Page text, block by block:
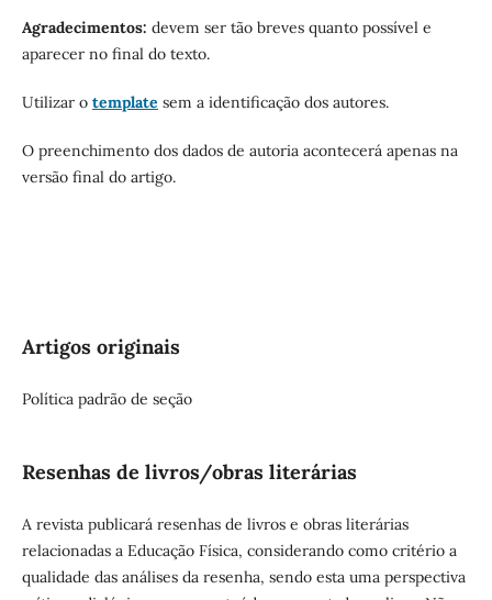
Agradecimentos: devem ser tão breves quanto possível e
aparecer no final do texto.
Utilizar o template sem a identificação dos autores.
O preenchimento dos dados de autoria acontecerá apenas na
versão final do artigo.
Artigos originais
Política padrão de seção
Resenhas de livros/obras literárias
A revista publicará resenhas de livros e obras literárias
relacionadas a Educação Física, considerando como critério a
qualidade das análises da resenha, sendo esta uma perspectiva